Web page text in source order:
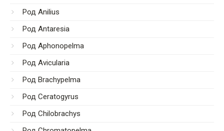
Род Anilius
Род Antaresia
Род Aphonopelma
Род Avicularia
Род Brachypelma
Род Ceratogyrus
Род Chilobrachys